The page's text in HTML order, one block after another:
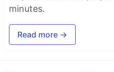
minutes.
Read more →